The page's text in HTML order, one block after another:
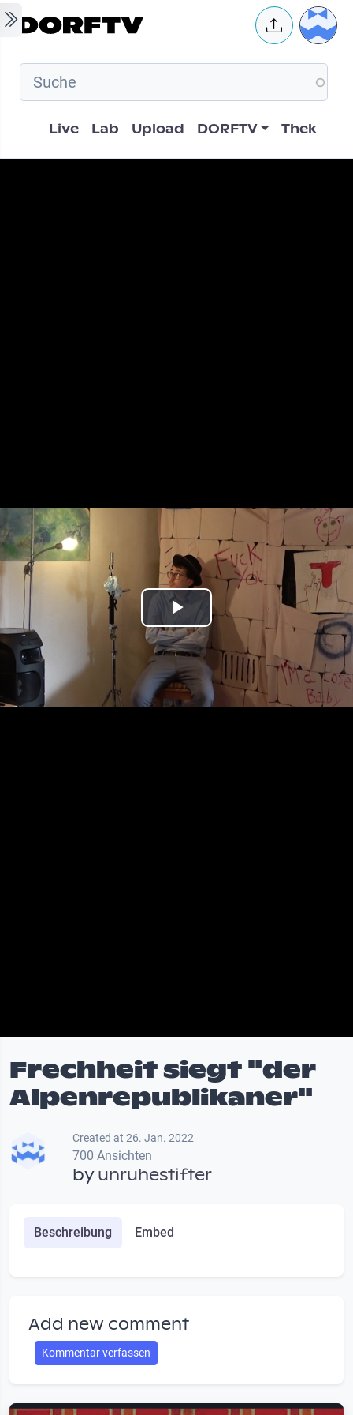
Skip to main content User
Hauptnavigation
Live Lab Upload DORFTV Thek
Play
Video
Frechheit siegt "der
Alpenrepublikaner"
Created at 26. Jan. 2022
700 Ansichten
byunruhestifter
Beschreibung Embed
Add new comment
Kommentar verfassen